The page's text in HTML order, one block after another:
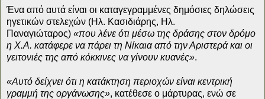
Ένα από αυτά είναι οι καταγεγραμμένες δημόσιες δηλώσεις
ηγετικών στελεχών (Ηλ. Κασιδιάρης, Ηλ.
Παναγιώταρος) «που λένε ότι μέσω της δράσης στον δρόμο
η Χ.Α. κατάφερε να πάρει τη Νίκαια από την Αριστερά και οι
γειτονιές της από κόκκινες να γίνουν κυανές».
«Αυτό δείχνει ότι η κατάκτηση περιοχών είναι κεντρική
γραμμή της οργάνωσης», κατέθεσε ο μάρτυρας, ενώ σε